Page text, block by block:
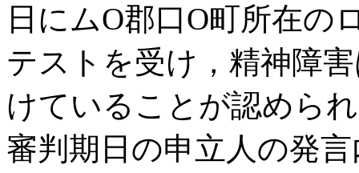
日にムO郡口O町所在の
テストを受け，精神障
けていることが認めら
審判期日の申立人の発